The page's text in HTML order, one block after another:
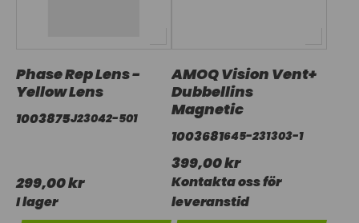
Phase Rep Lens -
Yellow Lens
1003875J23042-501
299,00 kr
I lager
AMOQ Vision Vent+
Dubbellins
Magnetic
1003681645-231303-1
399,00 kr
Kontakta oss för
leveranstid